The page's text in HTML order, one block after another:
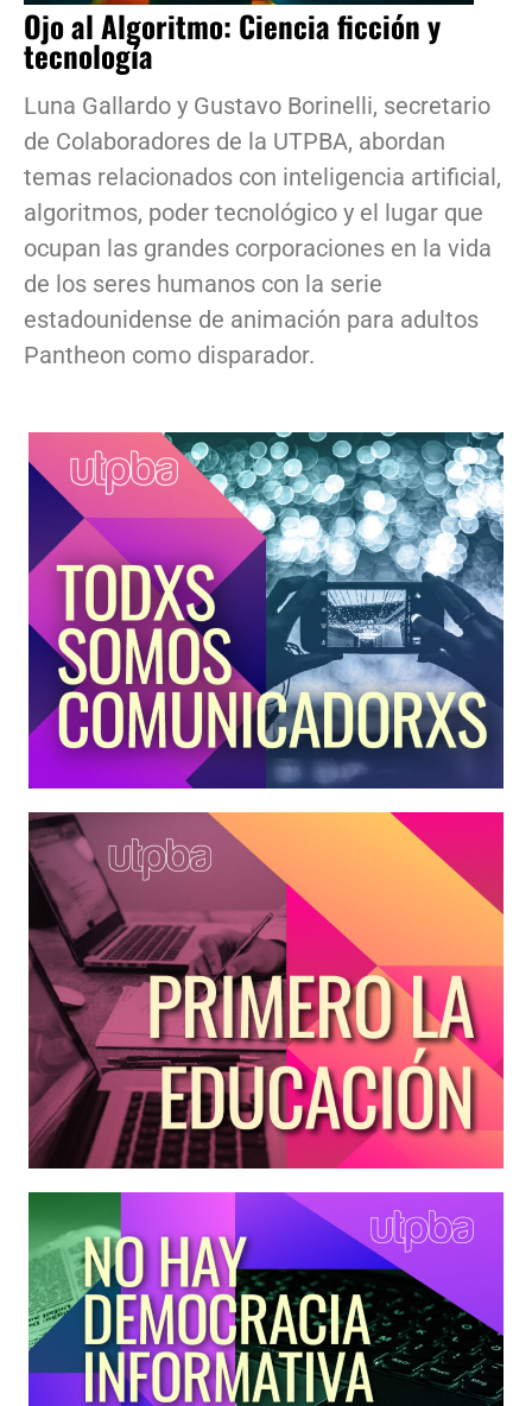
Ojo al Algoritmo: Ciencia ficción y
tecnología
Luna Gallardo y Gustavo Borinelli, secretario
de Colaboradores de la UTPBA, abordan
temas relacionados con inteligencia artificial,
algoritmos, poder tecnológico y el lugar que
ocupan las grandes corporaciones en la vida
de los seres humanos con la serie
estadounidense de animación para adultos
Pantheon como disparador.